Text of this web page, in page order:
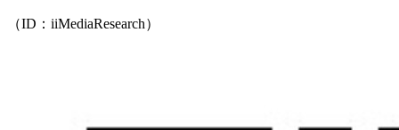
（ID：iiMediaResearch）